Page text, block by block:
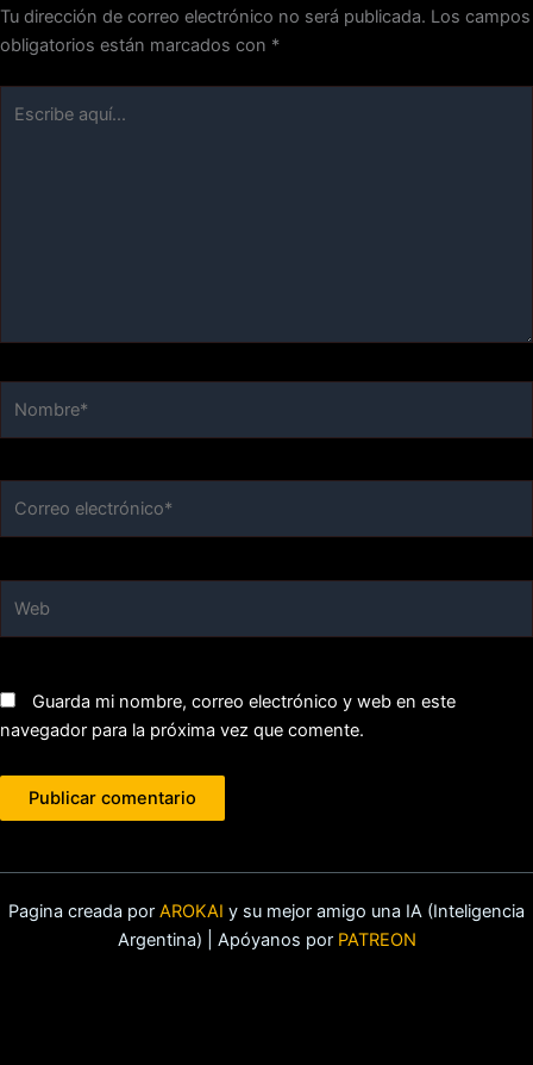
Tu dirección de correo electrónico no será publicada. Los campos
obligatorios están marcados con *
aquí...
Guarda mi nombre, correo electrónico y web en este
navegador para la próxima vez que comente.
Pagina creada por AROKAI y su mejor amigo una IA (Inteligencia
Argentina) | Apóyanos por PATREON